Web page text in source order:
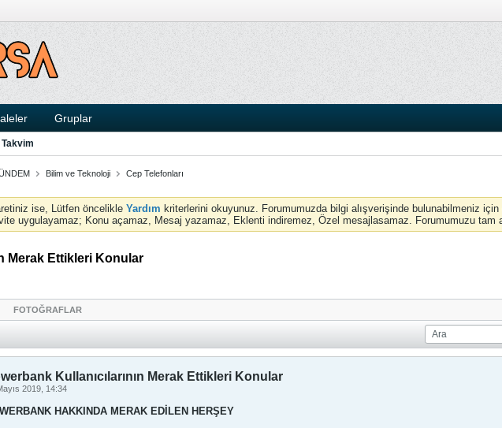
Gruplar
Takvim
Bilim ve Teknoloji Cep Telefonları
ise, Lütfen öncelikle Yardım kriterlerini okuyunuz. Forumumuzda bilgi alışverişinde bulunabilmeniz
uygulayamaz; Konu açamaz, Mesaj yazamaz, Eklenti indiremez, Özel mesajlasamaz. Forumumuzu tam
Merak Ettikleri Konular
FOTOĞRAFLAR
Kullanıcılarının Merak Ettikleri Konular
2019, 14:34
HAKKINDA MERAK EDİLEN HERŞEY